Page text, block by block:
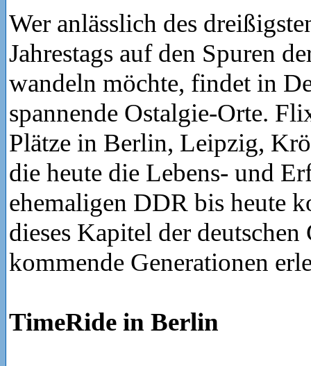
Wer anlässlich des
Jahrestags auf den Spuren
wandeln möchte, findet in
spannende Ostalgie-Orte.
Plätze in Berlin, Leipzig,
die heute die Lebens- und
ehemaligen DDR bis heute
dieses Kapitel der
kommende Generationen
TimeRide in Berlin